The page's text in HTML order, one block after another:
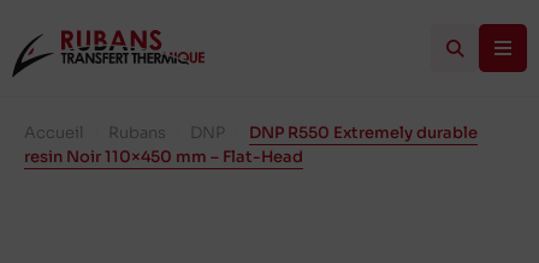
Accueil Rubans DNP
DNP R550 Extremely durable
resin Noir 110×450 mm – Flat-Head